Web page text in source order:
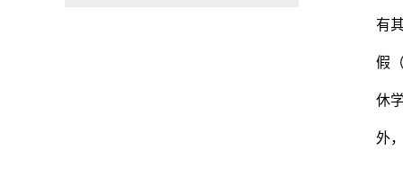
有
假
休
外